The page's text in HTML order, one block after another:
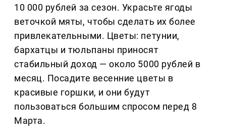
10 000 рублей за сезон. Украсьте ягоды
веточкой мяты, чтобы сделать их более
привлекательными. Цветы: петунии,
бархатцы и тюльпаны приносят
стабильный доход — около 5000 рублей в
месяц. Посадите весенние цветы в
красивые горшки, и они будут
пользоваться большим спросом перед 8
Марта.